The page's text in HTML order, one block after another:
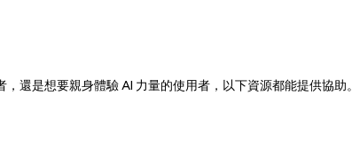
還是想要親身體驗 AI 力量的使用者，以下資源都能提供協助。